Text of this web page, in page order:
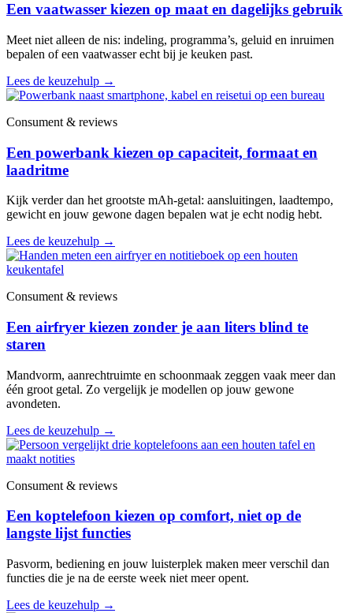
Een vaatwasser kiezen op maat en dagelijks gebruik
Meet niet alleen de nis: indeling, programma’s, geluid en inruimen
bepalen of een vaatwasser echt bij je keuken past.
Lees de keuzehulp →
Consument & reviews
Een powerbank kiezen op capaciteit, formaat en
laadritme
Kijk verder dan het grootste mAh-getal: aansluitingen, laadtempo,
gewicht en jouw gewone dagen bepalen wat je echt nodig hebt.
Lees de keuzehulp →
Consument & reviews
Een airfryer kiezen zonder je aan liters blind te
staren
Mandvorm, aanrechtruimte en schoonmaak zeggen vaak meer dan
één groot getal. Zo vergelijk je modellen op jouw gewone
avondeten.
Lees de keuzehulp →
Consument & reviews
Een koptelefoon kiezen op comfort, niet op de
langste lijst functies
Pasvorm, bediening en jouw luisterplek maken meer verschil dan
functies die je na de eerste week niet meer opent.
Lees de keuzehulp →